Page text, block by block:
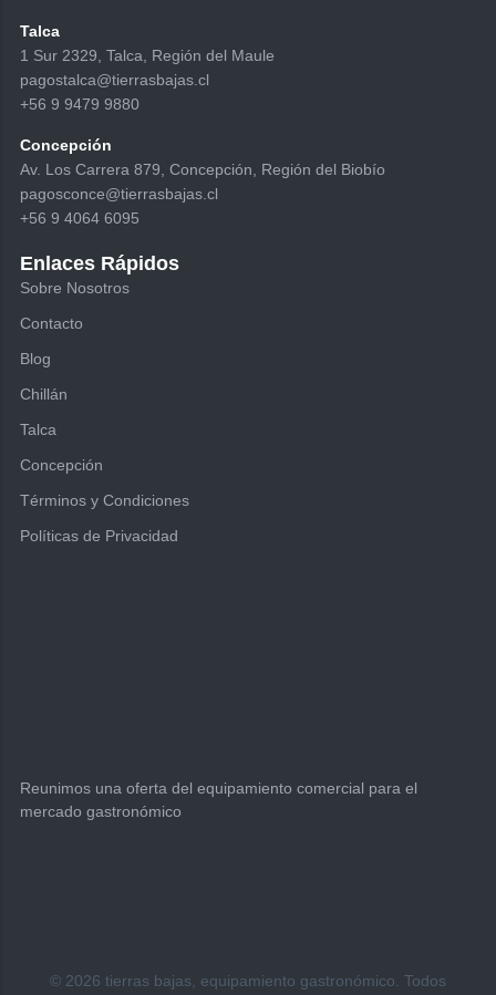
Reunimos una oferta del equipamiento comercial para el
mercado gastronómico
Talca
1 Sur 2329, Talca, Región del Maule
pagostalca@tierrasbajas.cl
+56 9 9479 9880
Concepción
Av. Los Carrera 879, Concepción, Región del Biobío
pagosconce@tierrasbajas.cl
+56 9 4064 6095
Enlaces Rápidos
Sobre Nosotros
Contacto
Blog
Chillán
Talca
Concepción
Términos y Condiciones
Políticas de Privacidad
© 2026 tierras bajas, equipamiento gastronómico. Todos
una